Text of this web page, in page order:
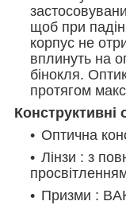
щоб при
корпус не
вплинуть на
бінокля.
протягом
Конструктивні
Оптична
Лінзи : з
Призми :